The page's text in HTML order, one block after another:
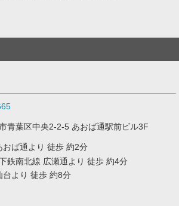
青葉区中央2-2-5 あおば通駅前ビル3F
おば通より 徒歩 約2分
鉄南北線 広瀬通より 徒歩 約4分
台より 徒歩 約8分